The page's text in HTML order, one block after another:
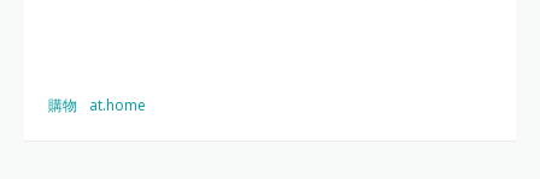
購物 at.home